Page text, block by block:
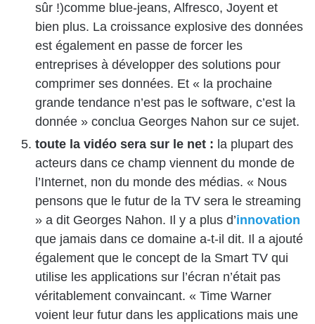
sûr !)comme blue-jeans, Alfresco, Joyent et
bien plus. La croissance explosive des données
est également en passe de forcer les
entreprises à développer des solutions pour
comprimer ses données. Et « la prochaine
grande tendance n’est pas le software, c’est la
donnée » conclua Georges Nahon sur ce sujet.
toute la vidéo sera sur le net : la plupart des
acteurs dans ce champ viennent du monde de
l’Internet, non du monde des médias. « Nous
pensons que le futur de la TV sera le streaming
» a dit Georges Nahon. Il y a plus d’innovation
que jamais dans ce domaine a-t-il dit. Il a ajouté
également que le concept de la Smart TV qui
utilise les applications sur l’écran n’était pas
véritablement convaincant. « Time Warner
voient leur futur dans les applications mais une